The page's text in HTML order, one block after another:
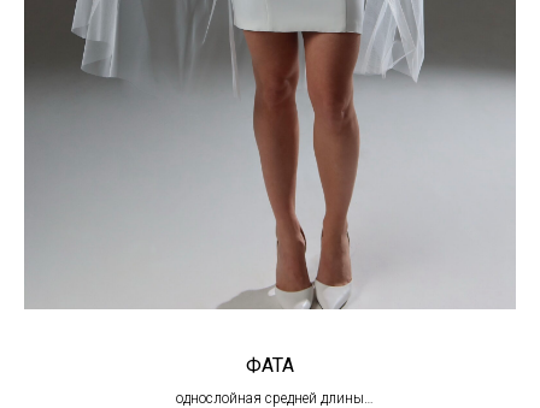
ФАТА
однослойная средней длины